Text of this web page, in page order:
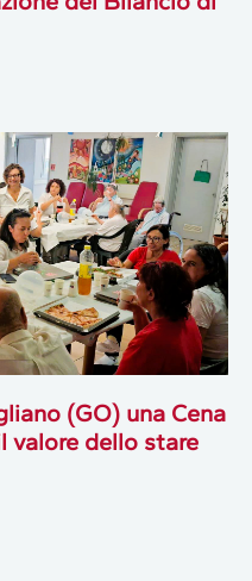
(GO) una Cena
valore dello stare